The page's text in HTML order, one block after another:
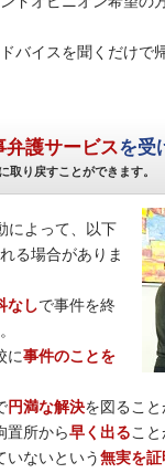
バイスを聞くだけで
弁護サービスを受
取り戻すことができます。
によって、以下
る場合がありま
なしで事件を終
に事件のことを
円満な解決を図ること
置所から早く出ること
いないという無実を証